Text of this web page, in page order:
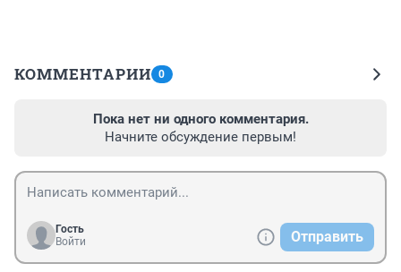
КОММЕНТАРИИ 0
Пока нет ни одного комментария.
Начните обсуждение первым!
Гость
Войти
Отправить